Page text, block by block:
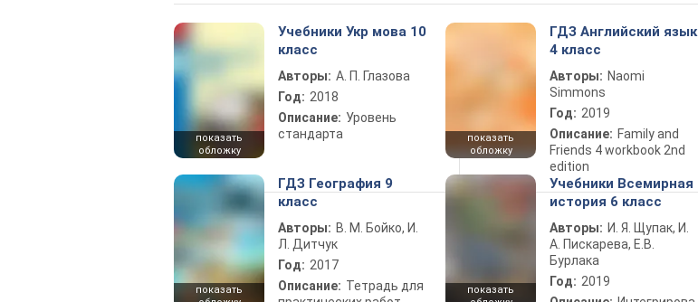
показать
обложку
Учебники Укр мова 10
класс
Авторы: А. П. Глазова
Год: 2018
Описание: Уровень
стандарта
показать
обложку
ГДЗ Английский язык
4 класс
Авторы: Naomi
Simmons
Год: 2019
Описание: Family and
Friends 4 workbook 2nd
edition
показать
ГДЗ География 9
класс
Авторы: В. М. Бойко, И.
Л. Дитчук
Год: 2017
Описание: Тетрадь для
показать
Учебники Всемирная
история 6 класс
Авторы: И. Я. Щупак, И.
А. Пискарева, Е.В.
Бурлака
Год: 2019